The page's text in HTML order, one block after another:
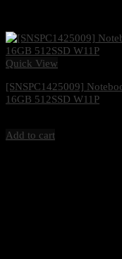
Quick View
[SNSPC1425009]
16GB 512SSD W11P
Add to cart